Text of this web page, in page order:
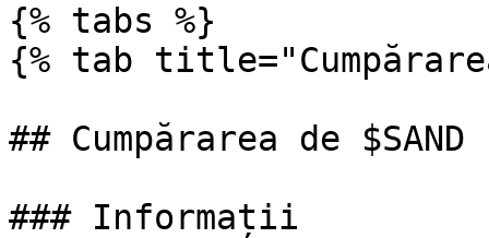
{% tabs %}
{% tab
## Cumpărarea de $SAND
### Informații